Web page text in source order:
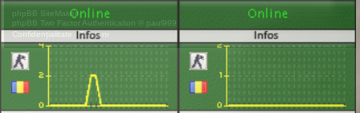
phpBB SiteMaker
phpBB Two Factor Authentication © paul999
Confidențialitate |Termeni